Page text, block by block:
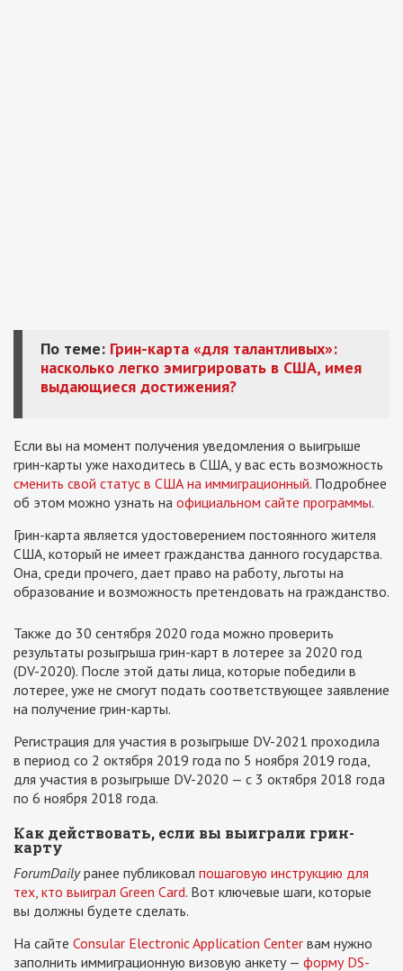
По теме: Грин-карта «для талантливых»:
насколько легко эмигрировать в США, имея
выдающиеся достижения?
Если вы на момент получения уведомления о выигрыше
грин-карты уже находитесь в США, у вас есть возможность
сменить свой статус в США на иммиграционный. Подробнее
об этом можно узнать на официальном сайте программы.
Грин-карта является удостоверением постоянного жителя
США, который не имеет гражданства данного государства.
Она, среди прочего, дает право на работу, льготы на
образование и возможность претендовать на гражданство.
Также до 30 сентября 2020 года можно проверить
результаты розыгрыша грин-карт в лотерее за 2020 год
(DV-2020). После этой даты лица, которые победили в
лотерее, уже не смогут подать соответствующее заявление
на получение грин-карты.
Регистрация для участия в розыгрыше DV-2021 проходила
в период со 2 октября 2019 года по 5 ноября 2019 года,
для участия в розыгрыше DV-2020 — с 3 октября 2018 года
по 6 ноября 2018 года.
Как действовать, если вы выиграли грин-
карту
ForumDailyранее публиковал пошаговую инструкцию для
тех, кто выиграл Green Card. Вот ключевые шаги, которые
вы должны будете сделать.
На сайте Consular Electronic Application Center вам нужно
заполнить иммиграционную визовую анкету — форму DS-